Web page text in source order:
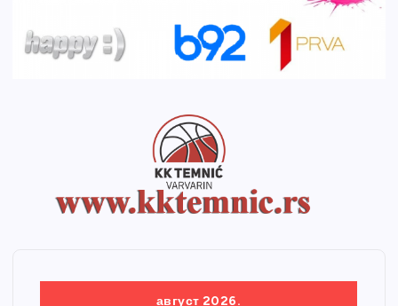
август 2026.